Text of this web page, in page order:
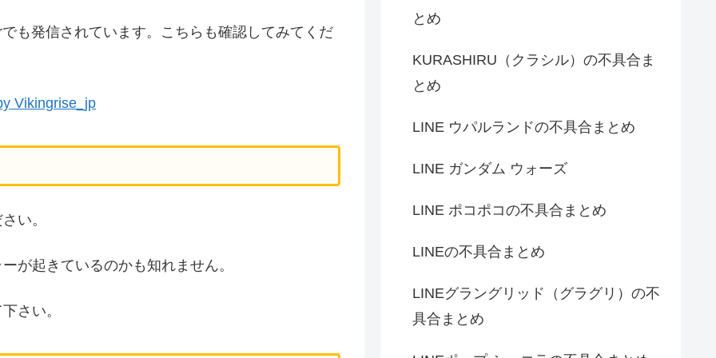
も発信されています。こちらも確認してみてくだ
Vikingrise_jp
い。
が起きているのかも知れません。
さい。
とめ
KURASHIRU（クラシル）の不具合ま
とめ
LINE ウパルランドの不具合まとめ
LINE ガンダム ウォーズ
LINE ポコポコの不具合まとめ
LINEの不具合まとめ
LINEグラングリッド（グラグリ）の不
具合まとめ